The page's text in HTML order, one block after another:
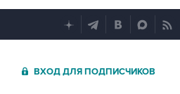
ВХОД ДЛЯ ПОДПИСЧИКОВ